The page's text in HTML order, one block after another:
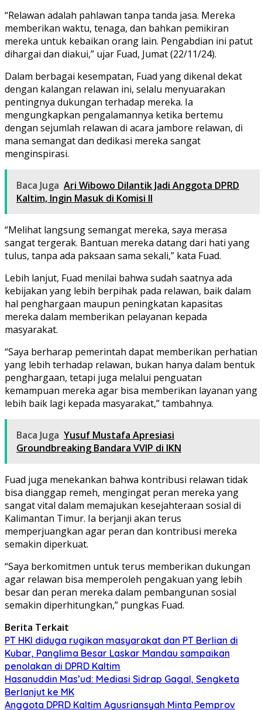
“Relawan adalah pahlawan tanpa tanda jasa. Mereka
memberikan waktu, tenaga, dan bahkan pemikiran
mereka untuk kebaikan orang lain. Pengabdian ini patut
dihargai dan diakui,” ujar Fuad, Jumat (22/11/24).
Dalam berbagai kesempatan, Fuad yang dikenal dekat
dengan kalangan relawan ini, selalu menyuarakan
pentingnya dukungan terhadap mereka. Ia
mengungkapkan pengalamannya ketika bertemu
dengan sejumlah relawan di acara jambore relawan, di
mana semangat dan dedikasi mereka sangat
menginspirasi.
Baca Juga Ari Wibowo Dilantik Jadi Anggota DPRD
Kaltim, Ingin Masuk di Komisi II
“Melihat langsung semangat mereka, saya merasa
sangat tergerak. Bantuan mereka datang dari hati yang
tulus, tanpa ada paksaan sama sekali,” kata Fuad.
Lebih lanjut, Fuad menilai bahwa sudah saatnya ada
kebijakan yang lebih berpihak pada relawan, baik dalam
hal penghargaan maupun peningkatan kapasitas
mereka dalam memberikan pelayanan kepada
masyarakat.
“Saya berharap pemerintah dapat memberikan perhatian
yang lebih terhadap relawan, bukan hanya dalam bentuk
penghargaan, tetapi juga melalui penguatan
kemampuan mereka agar bisa memberikan layanan yang
lebih baik lagi kepada masyarakat,” tambahnya.
Baca Juga Yusuf Mustafa Apresiasi
Groundbreaking Bandara VVIP di IKN
Fuad juga menekankan bahwa kontribusi relawan tidak
bisa dianggap remeh, mengingat peran mereka yang
sangat vital dalam memajukan kesejahteraan sosial di
Kalimantan Timur. Ia berjanji akan terus
memperjuangkan agar peran dan kontribusi mereka
semakin diperkuat.
“Saya berkomitmen untuk terus memberikan dukungan
agar relawan bisa memperoleh pengakuan yang lebih
besar dan peran mereka dalam pembangunan sosial
semakin diperhitungkan,” pungkas Fuad.
Berita Terkait
PT HKI diduga rugikan masyarakat dan PT Berlian di
Kubar, Panglima Besar Laskar Mandau sampaikan
penolakan di DPRD Kaltim
Hasanuddin Mas’ud: Mediasi Sidrap Gagal, Sengketa
Berlanjut ke MK
Anggota DPRD Kaltim Agusriansyah Minta Pemprov